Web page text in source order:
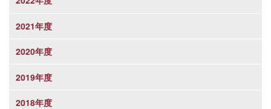
2021年度
2020年度
2019年度
2018年度